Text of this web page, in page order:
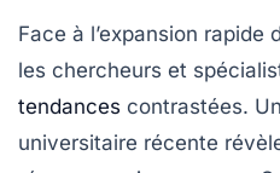
Face à l’expansion rapide
les chercheurs et
tendances contrastées.
universitaire récente